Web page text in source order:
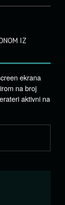
IZ
ekrana
na broj
aktivni na